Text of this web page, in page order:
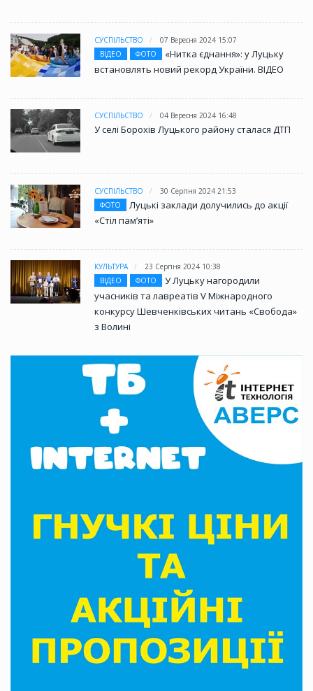
СУСПІЛЬСТВО
07 Вересня 2024 15:07
ВІДЕО
ФОТО
«Нитка єднання»: у Луцьку
встановлять новий рекорд України. ВІДЕО
СУСПІЛЬСТВО 04 Вересня 2024 16:48
У селі Борохів Луцького району сталася ДТП
СУСПІЛЬСТВО
30 Серпня 2024 21:53
ФОТО
Луцькі заклади долучились до акції
«Стіл памʼяті»
КУЛЬТУРА
23 Серпня 2024 10:38
ВІДЕО
ФОТО
У Луцьку нагородили
учасників та лавреатів V Міжнародного
конкурсу Шевченківських читань «Свобода»
з Волині